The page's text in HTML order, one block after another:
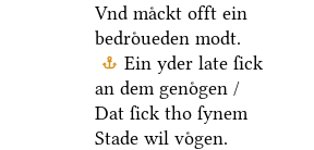
Vnd maͤckt offt ein
bedroͤueden modt.
Ein yder late ſick
an dem genoͤgen /
Dat ſick tho ſynem
Stade wil voͤgen.